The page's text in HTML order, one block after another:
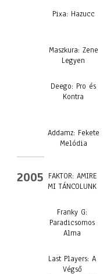
Pixa: Hazucc
Maszkura: Zene
Legyen
Deego: Pro és
Kontra
Addamz: Fekete
Melódia
2005 FAKTOR: AMIRE
MI TÁNCOLUNK
Franky G:
Paradicsomos
Alma
Last Players: A
Végső